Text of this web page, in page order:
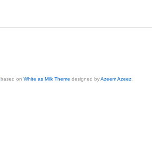
based onWhite as Milk Theme designed byAzeem Azeez